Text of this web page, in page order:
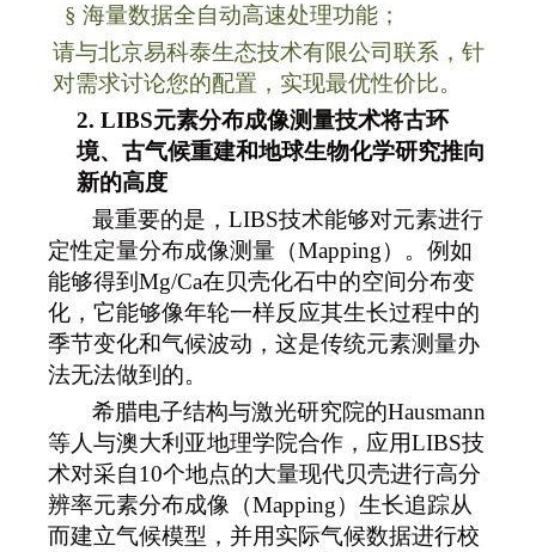
§ 海量数据全自动高速处理功能；
请与北京易科泰生态技术有限公司联系，针
对需求讨论您的配置，实现最优性价比。
2. LIBS元素分布成像测量技术将古环
境、古气候重建和地球生物化学研究推向
新的高度
最重要的是，LIBS技术能够对元素进行
定性定量分布成像测量（Mapping）。例如
能够得到Mg/Ca在贝壳化石中的空间分布变
化，它能够像年轮一样反应其生长过程中的
季节变化和气候波动，这是传统元素测量办
法无法做到的。
希腊电子结构与激光研究院的Hausmann
等人与澳大利亚地理学院合作，应用LIBS技
术对采自10个地点的大量现代贝壳进行高分
辨率元素分布成像（Mapping）生长追踪从
而建立气候模型，并用实际气候数据进行校